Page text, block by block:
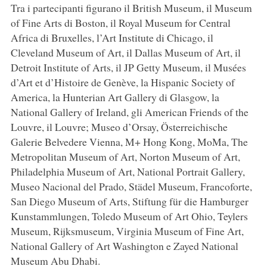
Tra i partecipanti figurano il British Museum, il Museum
of Fine Arts di Boston, il Royal Museum for Central
Africa di Bruxelles, l’Art Institute di Chicago, il
Cleveland Museum of Art, il Dallas Museum of Art, il
Detroit Institute of Arts, il JP Getty Museum, il Musées
d’Art et d’Histoire de Genève, la Hispanic Society of
America, la Hunterian Art Gallery di Glasgow, la
National Gallery of Ireland, gli American Friends of the
Louvre, il Louvre; Museo d’Orsay, Österreichische
Galerie Belvedere Vienna, M+ Hong Kong, MoMa, The
Metropolitan Museum of Art, Norton Museum of Art,
Philadelphia Museum of Art, National Portrait Gallery,
Museo Nacional del Prado, Städel Museum, Francoforte,
San Diego Museum of Arts, Stiftung für die Hamburger
Kunstammlungen, Toledo Museum of Art Ohio, Teylers
Museum, Rijksmuseum, Virginia Museum of Fine Art,
National Gallery of Art Washington e Zayed National
Museum Abu Dhabi.